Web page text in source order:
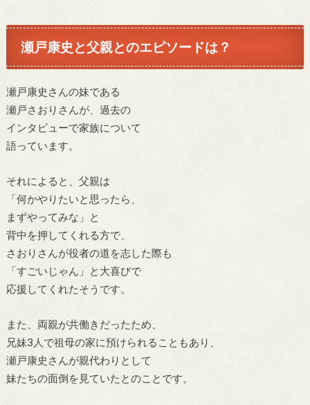
瀬戸康史と父親とのエピソードは？
瀬戸康史さんの妹である
瀬戸さおりさんが、過去の
インタビューで家族について
語っています。
それによると、父親は
「何かやりたいと思ったら、
まずやってみな」と
背中を押してくれる方で、
さおりさんが役者の道を志した際も
「すごいじゃん」と大喜びで
応援してくれたそうです。
また、両親が共働きだったため、
兄妹3人で祖母の家に預けられることもあり、
瀬戸康史さんが親代わりとして
妹たちの面倒を見ていたとのことです。